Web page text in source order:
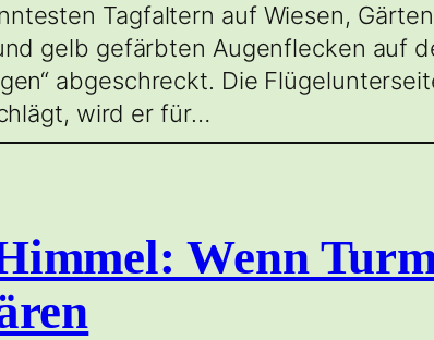
Tagfaltern auf Wiesen,
gelb gefärbten Augenflecken auf
abgeschreckt. Die
wird er für…
Wenn